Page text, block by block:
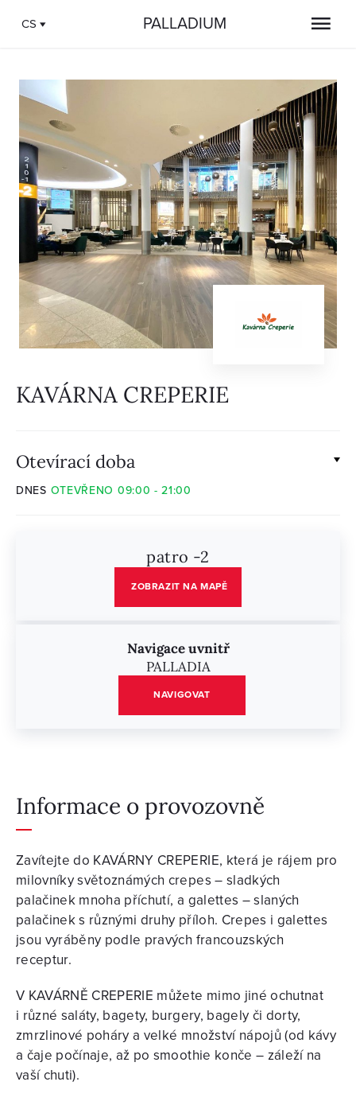
CS PALLADIUM
KAVÁRNA CREPERIE
Otevírací doba
DNES OTEVŘENO 09:00 - 21:00
patro -2
ZOBRAZIT NA MAPĚ
Navigace uvnitř
PALLADIA
NAVIGOVAT
Informace o provozovně
Zavítejte do KAVÁRNY CREPERIE, která je rájem pro
milovníky světoznámých crepes – sladkých
palačinek mnoha příchutí, a galettes – slaných
palačinek s různými druhy příloh. Crepes i galettes
jsou vyráběny podle pravých francouzských
receptur.
V KAVÁRNĚ CREPERIE můžete mimo jiné ochutnat
i různé saláty, bagety, burgery, bagely či dorty,
zmrzlinové poháry a velké množství nápojů (od kávy
a čaje počínaje, až po smoothie konče – záleží na
vaší chuti).